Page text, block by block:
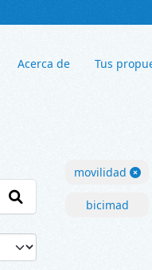
Acerca de Tus
movilidad
bicimad